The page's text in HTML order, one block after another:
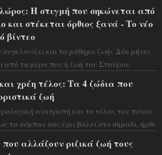
Η στιγμή που σηκώνεται από
και στέκεται όρθιος ξανά - Το νέο
βίντεο
συγκλονίζει και το μάθημα ζωής Δύο μήνες
από τη μέρα που η ζωή του Σταύρου
χρέη τέλος: Τα 4 ζώδια που
ζωή
ανατροπή και το τέλος του πόνου
το σύμπαν σάς έχει βάλει στο σημάδι, ήρθε
αλλάζουν ριζικά ζωή τους